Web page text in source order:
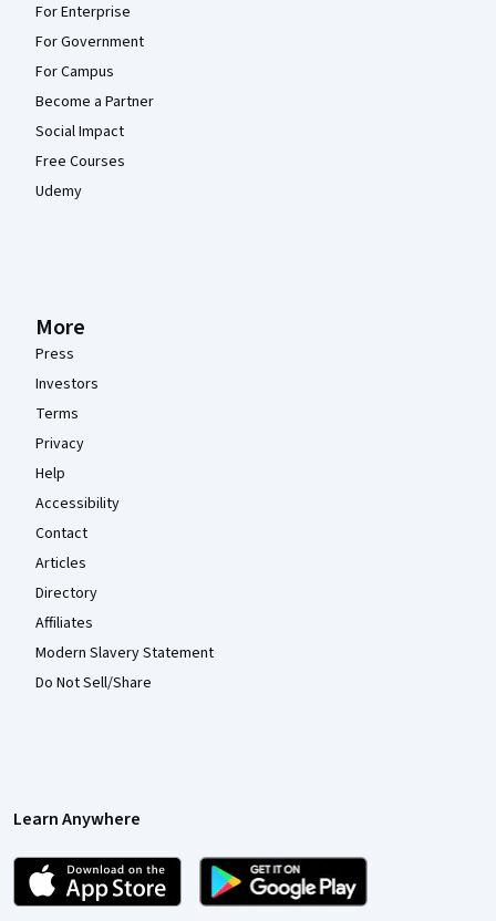
For Enterprise
For Government
For Campus
Become a Partner
Social Impact
Free Courses
Udemy
More
Press
Investors
Terms
Privacy
Help
Accessibility
Contact
Articles
Directory
Affiliates
Modern Slavery Statement
Do Not Sell/Share
Learn Anywhere